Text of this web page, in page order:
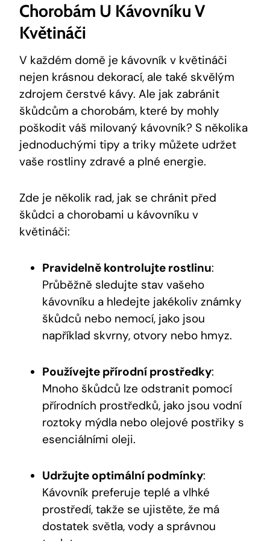
Chorobám U Kávovníku V
Květináči
V každém domě je kávovník v květináči
nejen krásnou dekorací, ale také skvělým
zdrojem čerstvé kávy. Ale jak zabránit
škůdcům a chorobám, které by mohly
poškodit váš milovaný kávovník? S několika
jednoduchými tipy a triky můžete udržet
vaše rostliny zdravé a plné energie.
Zde je několik rad, jak se chránit před
škůdci a chorobami u kávovníku v
květináči:
Pravidelně kontrolujte rostlinu:
Průběžně sledujte stav vašeho
kávovníku a hledejte jakékoliv známky
škůdců nebo nemocí, jako jsou
například skvrny, otvory nebo hmyz.
Používejte přírodní prostředky:
Mnoho škůdců lze odstranit pomocí
přírodních prostředků, jako jsou vodní
roztoky mýdla nebo olejové postřiky s
esenciálními oleji.
Udržujte optimální podmínky:
Kávovník preferuje teplé a vlhké
prostředí, takže se ujistěte, že má
dostatek světla, vody a správnou